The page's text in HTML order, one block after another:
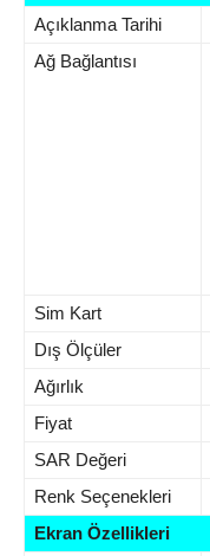
Açıklanma Tarihi
Ağ Bağlantısı
Sim Kart
Dış Ölçüler
Ağırlık
Fiyat
SAR Değeri
Renk Seçenekleri
Ekran Özellikleri